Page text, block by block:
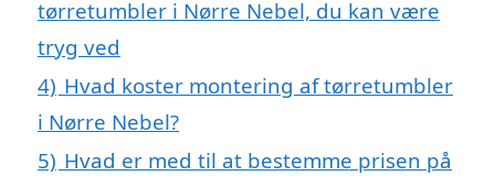
tørretumbler i Nørre Nebel, du kan være
tryg ved
4) Hvad koster montering af tørretumbler
i Nørre Nebel?
5) Hvad er med til at bestemme prisen på